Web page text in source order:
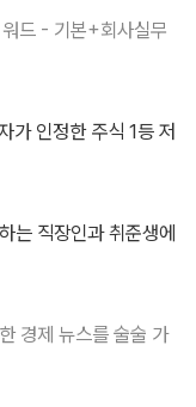
드 - 기본+회사실무
가 인정한 주식 1등 저
는 직장인과 취준생에
경제 뉴스를 술술 가